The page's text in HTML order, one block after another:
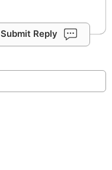
Submit Reply